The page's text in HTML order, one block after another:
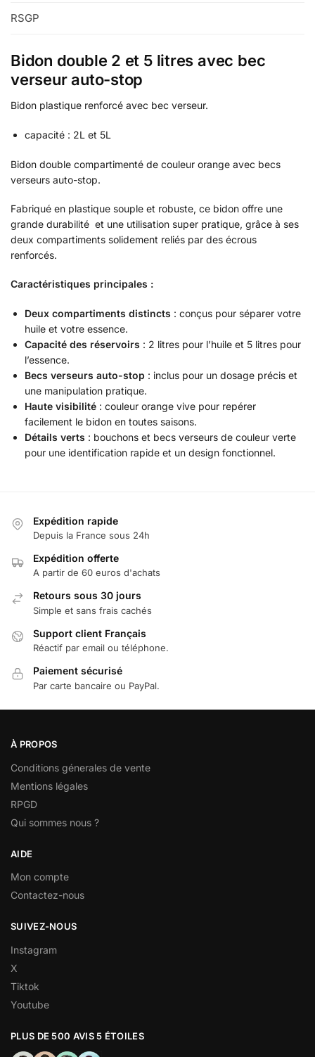
RSGP
Bidon double 2 et 5 litres avec bec
verseur auto-stop
Bidon plastique renforcé avec bec verseur.
capacité : 2L et 5L
Bidon double compartimenté de couleur orange avec becs
verseurs auto-stop.
Fabriqué en plastique souple et robuste, ce bidon offre une
grande durabilité et une utilisation super pratique, grâce à ses
deux compartiments solidement reliés par des écrous
renforcés.
Caractéristiques principales :
Deux compartiments distincts : conçus pour séparer votre
huile et votre essence.
Capacité des réservoirs : 2 litres pour l’huile et 5 litres pour
l’essence.
Becs verseurs auto-stop : inclus pour un dosage précis et
une manipulation pratique.
Haute visibilité : couleur orange vive pour repérer
facilement le bidon en toutes saisons.
Détails verts : bouchons et becs verseurs de couleur verte
pour une identification rapide et un design fonctionnel.
Expédition rapide
Depuis la France sous 24h
Expédition offerte
A partir de 60 euros d'achats
Retours sous 30 jours
Simple et sans frais cachés
Support client Français
Réactif par email ou téléphone.
Paiement sécurisé
Par carte bancaire ou PayPal.
À PROPOS
Conditions génerales de vente
Mentions légales
RPGD
Qui sommes nous ?
AIDE
Mon compte
Contactez-nous
SUIVEZ-NOUS
Instagram
X
Tiktok
Youtube
PLUS DE 500 AVIS 5 ÉTOILES